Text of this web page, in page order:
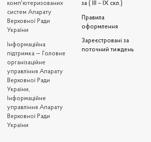
комп'ютеризованих
систем Апарату
Верховної Ради
України
Iнформаційна
підтримка — Головне
організаційне
управління Апарату
Верховної Ради
України,
Інформаційне
управління Апарату
Верховної Ради
України
за ( III – IX скл.)
Правила
оформлення
Зареєстровані за
поточний тиждень